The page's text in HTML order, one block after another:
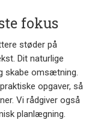
fokus
støder på
Dit naturlige
skabe omsætning.
opgaver, så
Vi rådgiver også
planlægning.